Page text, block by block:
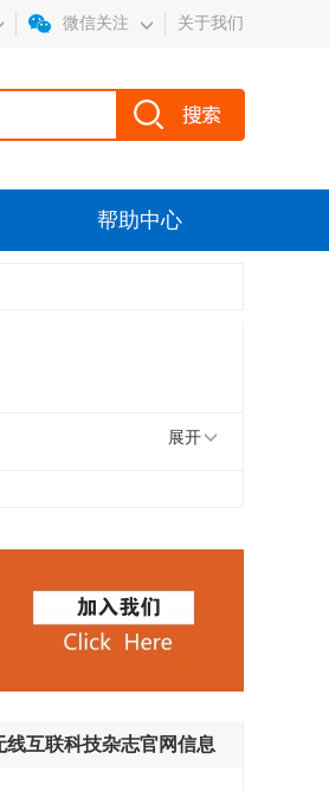
微信关注 关于我们
帮助中心
展开
线互联科技杂志官网信息